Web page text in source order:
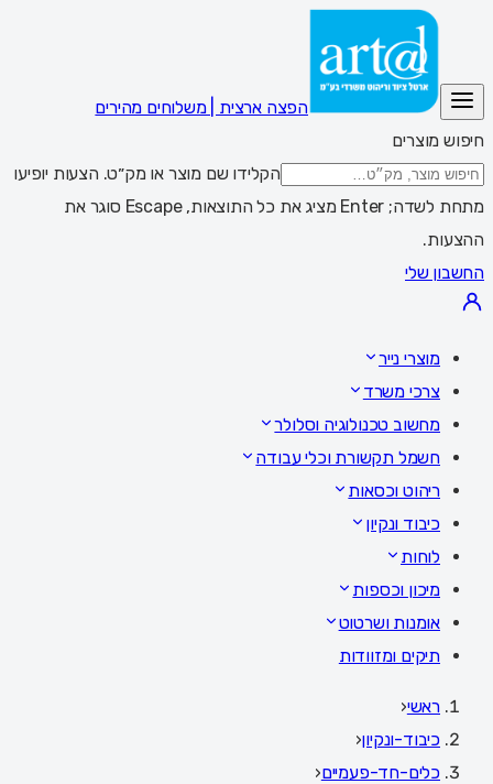
הפצה ארצית | משלוחים מהירים
חיפוש מוצרים
הקלידו שם מוצר או מק״ט. הצעות יופיעו
מתחת לשדה; Enter מציג את כל התוצאות, Escape סוגר את
ההצעות.
החשבון שלי
מוצרי נייר
צרכי משרד
מחשוב טכנולוגיה וסלולר
חשמל תקשורת וכלי עבודה
ריהוט וכסאות
כיבוד ונקיון
לוחות
מיכון וכספות
אומנות ושרטוט
תיקים ומזוודות
ראשי‹
כיבוד-ונקיון‹
כלים-חד-פעמיים‹